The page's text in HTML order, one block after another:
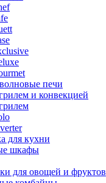
печи
и конвекцией
для кухни
шкафы
для овощей и фруктов